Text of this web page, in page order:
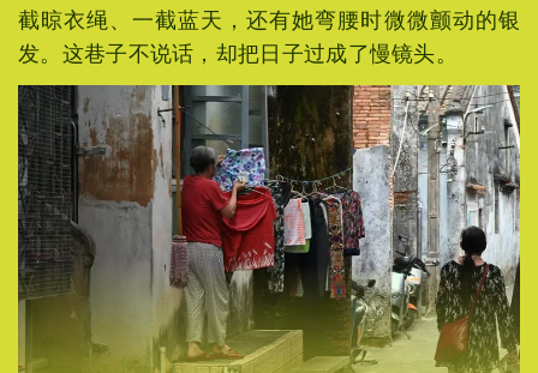
截晾衣绳、一截蓝天，还有她弯腰时微微颤动的银
发。这巷子不说话，却把日子过成了慢镜头。